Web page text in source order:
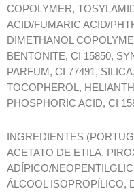
COPOLYMER,
ACID/FUMARIC ACID/
DIMETHANOL
BENTONITE, CI 15850,
PARFUM, CI 77491,
TOCOPHEROL,
PHOSPHORIC ACID, CI
INGREDIENTES
ACETATO DE ETILA,
ADÍPICO/
ÁLCOOL ISOPROPÍLICO,